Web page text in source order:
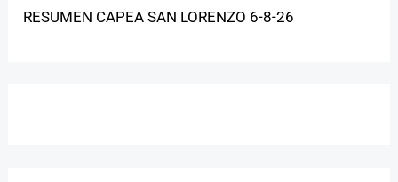
RESUMEN CAPEA SAN LORENZO 6-8-26